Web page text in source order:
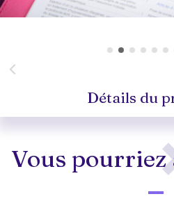
Détails du
Vous